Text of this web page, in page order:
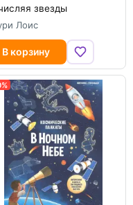
звезды
Лоис
В корзину